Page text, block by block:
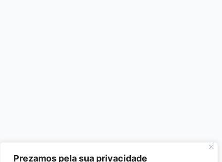
Prezamos pela sua privacidade